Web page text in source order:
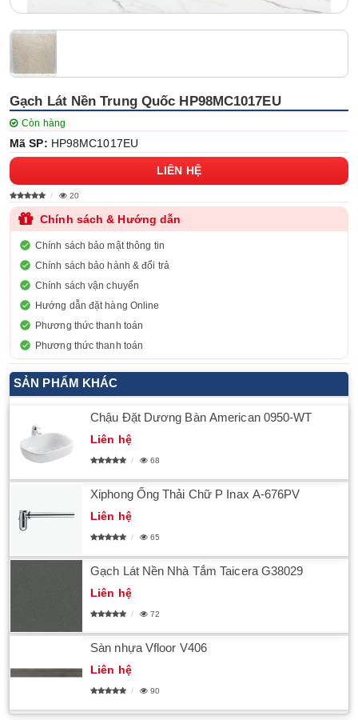
Gạch Lát Nền Trung Quốc HP98MC1017EU
Còn hàng
Mã SP: HP98MC1017EU
LIÊN HỆ
20
Chính sách & Hướng dẫn
Chính sách bảo mật thông tin
Chính sách bảo hành & đổi trả
Chính sách vận chuyển
Hướng dẫn đặt hàng Online
Phương thức thanh toán
Phương thức thanh toán
SẢN PHẨM KHÁC
Chậu Đặt Dương Bàn American 0950-WT
Liên hệ
68
Xiphong Ống Thải Chữ P Inax A-676PV
Liên hệ
65
Gạch Lát Nền Nhà Tắm Taicera G38029
Liên hệ
72
Sàn nhựa Vfloor V406
Liên hệ
90